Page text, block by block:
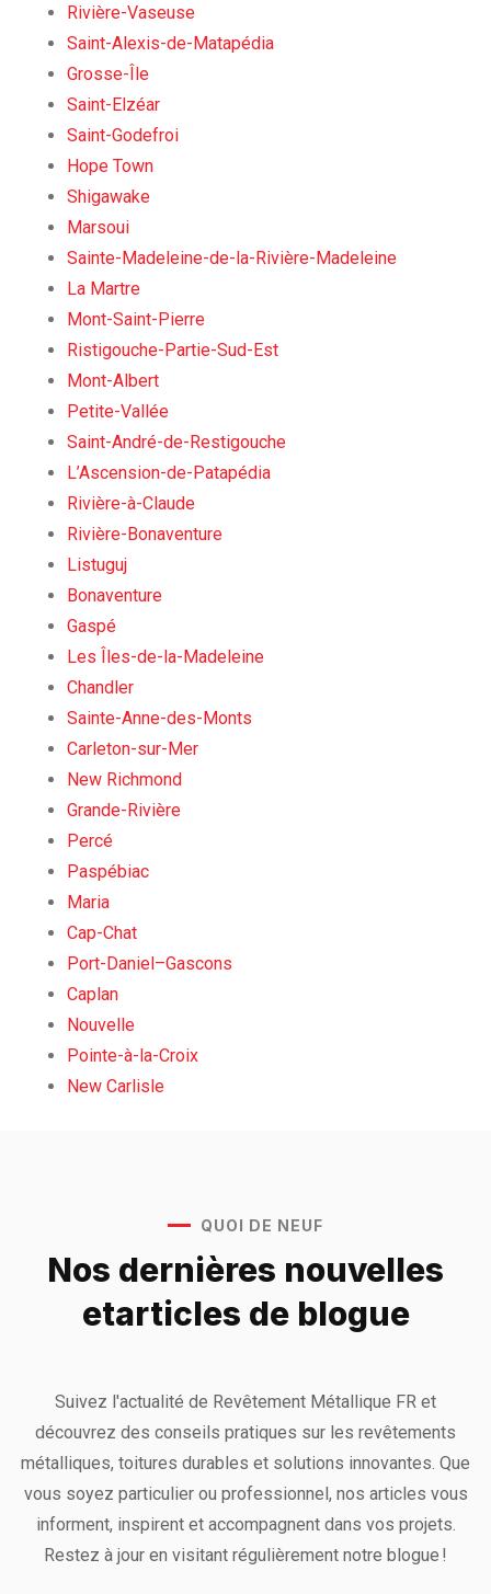
Rivière-Vaseuse
Saint-Alexis-de-Matapédia
Grosse-Île
Saint-Elzéar
Saint-Godefroi
Hope Town
Shigawake
Marsoui
Sainte-Madeleine-de-la-Rivière-Madeleine
La Martre
Mont-Saint-Pierre
Ristigouche-Partie-Sud-Est
Mont-Albert
Petite-Vallée
Saint-André-de-Restigouche
L’Ascension-de-Patapédia
Rivière-à-Claude
Rivière-Bonaventure
Listuguj
Bonaventure
Gaspé
Les Îles-de-la-Madeleine
Chandler
Sainte-Anne-des-Monts
Carleton-sur-Mer
New Richmond
Grande-Rivière
Percé
Paspébiac
Maria
Cap-Chat
Port-Daniel–Gascons
Caplan
Nouvelle
Pointe-à-la-Croix
New Carlisle
QUOI DE NEUF
Nos dernières nouvelles
etarticles de blogue
Suivez l'actualité de Revêtement Métallique FR et
découvrez des conseils pratiques sur les revêtements
métalliques, toitures durables et solutions innovantes. Que
vous soyez particulier ou professionnel, nos articles vous
informent, inspirent et accompagnent dans vos projets.
Restez à jour en visitant régulièrement notre blogue !